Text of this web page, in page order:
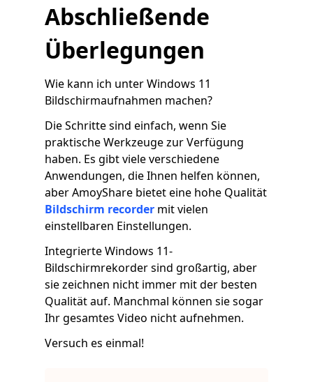
Abschließende
Überlegungen
Wie kann ich unter Windows 11
Bildschirmaufnahmen machen?
Die Schritte sind einfach, wenn Sie
praktische Werkzeuge zur Verfügung
haben. Es gibt viele verschiedene
Anwendungen, die Ihnen helfen können,
aber AmoyShare bietet eine hohe Qualität
Bildschirm recorder mit vielen
einstellbaren Einstellungen.
Integrierte Windows 11-
Bildschirmrekorder sind großartig, aber
sie zeichnen nicht immer mit der besten
Qualität auf. Manchmal können sie sogar
Ihr gesamtes Video nicht aufnehmen.
Versuch es einmal!